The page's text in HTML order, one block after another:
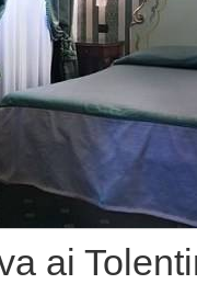
ai